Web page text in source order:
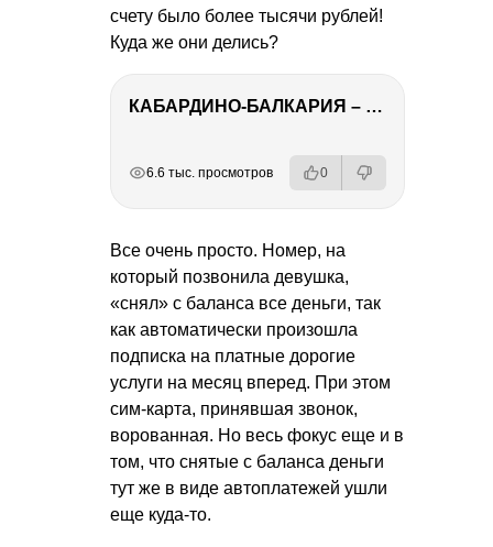
счету было более тысячи рублей!
Куда же они делись?
КАБАРДИНО-БАЛКАРИЯ – ПУТЕШЕСТВИЕ НА КАВКАЗ часть 3
6.6 тыс. просмотров 0
Все очень просто. Номер, на
который позвонила девушка,
«снял» с баланса все деньги, так
как автоматически произошла
подписка на платные дорогие
услуги на месяц вперед. При этом
сим-карта, принявшая звонок,
ворованная. Но весь фокус еще и в
том, что снятые с баланса деньги
тут же в виде автоплатежей ушли
еще куда-то.